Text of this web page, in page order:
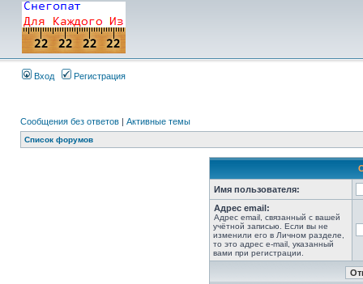
Вход Регистрация
Сообщения без ответов | Активные темы
Список форумов
Имя пользователя:
Адрес email:
Адрес email, связанный с вашей
учётной записью. Если вы не
изменили его в Личном разделе,
то это адрес e-mail, указанный
вами при регистрации.